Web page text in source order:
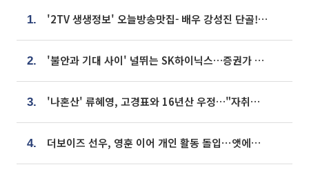
1. '2TV 생생정보' 오늘방송맛집- 배우 강성진 단골! 쌀국수ㆍ푸팟퐁 커리 맛집 '블○○○'
2. '불안과 기대 사이' 널뛰는 SK하이닉스…증권가 "HBM4·LTA 기반 펀터멘털 견고"
3. '나혼산' 류혜영, 고경표와 16년산 우정…"자취방서 부모님과 마주쳐"
4. 더보이즈 선우, 영훈 이어 개인 활동 돌입⋯앳에어리어와 전속계약